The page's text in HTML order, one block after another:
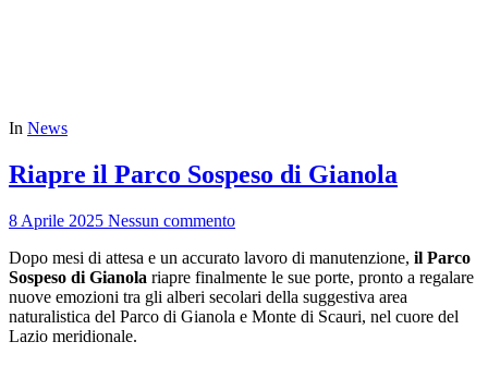
In News
Riapre il Parco Sospeso di Gianola
8 Aprile 2025 Nessun commento
Dopo mesi di attesa e un accurato lavoro di manutenzione, il Parco
Sospeso di Gianola riapre finalmente le sue porte, pronto a regalare
nuove emozioni tra gli alberi secolari della suggestiva area
naturalistica del Parco di Gianola e Monte di Scauri, nel cuore del
Lazio meridionale.